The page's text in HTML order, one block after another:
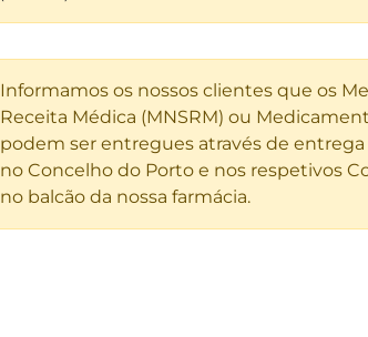
Informamos os nossos clientes que os
Receita Médica (MNSRM) ou
podem ser entregues através de
no Concelho do Porto e nos respetivos
no balcão da nossa farmácia.